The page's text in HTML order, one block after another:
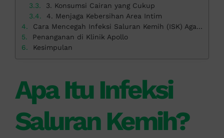
3. Konsumsi Cairan yang Cukup
4. Menjaga Kebersihan Area Intim
Cara Mencegah Infeksi Saluran Kemih (ISK) Agar Tidak Kambuh
Penanganan di Klinik Apollo
Kesimpulan
Apa Itu Infeksi
Saluran Kemih?